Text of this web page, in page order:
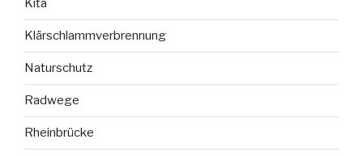
Kita
Klärschlammverbrennung
Naturschutz
Radwege
Rheinbrücke